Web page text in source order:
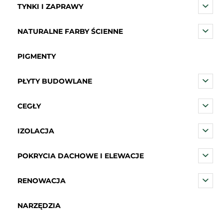
TYNKI I ZAPRAWY
NATURALNE FARBY ŚCIENNE
PIGMENTY
PŁYTY BUDOWLANE
CEGŁY
IZOLACJA
POKRYCIA DACHOWE I ELEWACJE
RENOWACJA
NARZĘDZIA